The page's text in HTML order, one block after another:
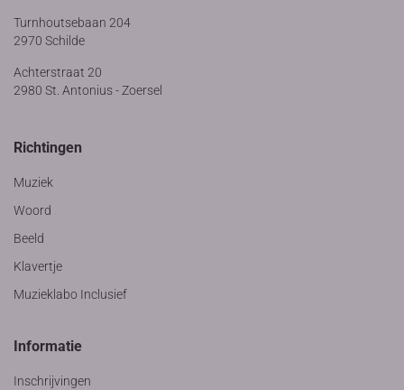
Turnhoutsebaan 204
2970 Schilde
Achterstraat 20
2980 St. Antonius - Zoersel
Richtingen
Muziek
Woord
Beeld
Klavertje
Muzieklabo Inclusief
Informatie
Inschrijvingen